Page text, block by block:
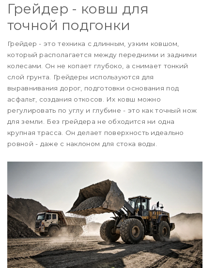
Грейдер - ковш для
точной подгонки
Грейдер - это техника с длинным, узким ковшом,
который располагается между передними и задними
колесами. Он не копает глубоко, а снимает тонкий
слой грунта. Грейдеры используются для
выравнивания дорог, подготовки основания под
асфальт, создания откосов. Их ковш можно
регулировать по углу и глубине - это как точный нож
для земли. Без грейдера не обходится ни одна
крупная трасса. Он делает поверхность идеально
ровной - даже с наклоном для стока воды.